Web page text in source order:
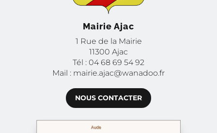
Mairie Ajac
1 Rue de la Mairie
11300 Ajac
Tél : 04 68 69 54 92
Mail : mairie.ajac@wanadoo.fr
NOUS CONTACTER